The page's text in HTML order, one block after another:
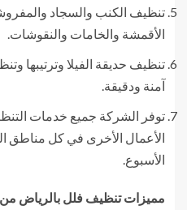
تنظيف الكنب والسجاد
الأقمشة والخامات والنقوشات.
تنظيف حديقة الفيلا وترتيبها
آمنة ودقيقة.
توفر الشركة جميع خدمات
الأعمال الأخرى في كل مناطق
الأسبوع.
مميزات تنظيف فلل بالرياض